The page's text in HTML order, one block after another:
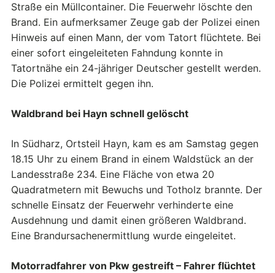
Straße ein Müllcontainer. Die Feuerwehr löschte den
Brand. Ein aufmerksamer Zeuge gab der Polizei einen
Hinweis auf einen Mann, der vom Tatort flüchtete. Bei
einer sofort eingeleiteten Fahndung konnte in
Tatortnähe ein 24-jähriger Deutscher gestellt werden.
Die Polizei ermittelt gegen ihn.
Waldbrand bei Hayn schnell gelöscht
In Südharz, Ortsteil Hayn, kam es am Samstag gegen
18.15 Uhr zu einem Brand in einem Waldstück an der
Landesstraße 234. Eine Fläche von etwa 20
Quadratmetern mit Bewuchs und Totholz brannte. Der
schnelle Einsatz der Feuerwehr verhinderte eine
Ausdehnung und damit einen größeren Waldbrand.
Eine Brandursachenermittlung wurde eingeleitet.
Motorradfahrer von Pkw gestreift – Fahrer flüchtet